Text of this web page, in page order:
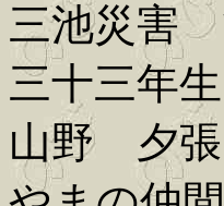
三池災害
三十三年
山野 夕